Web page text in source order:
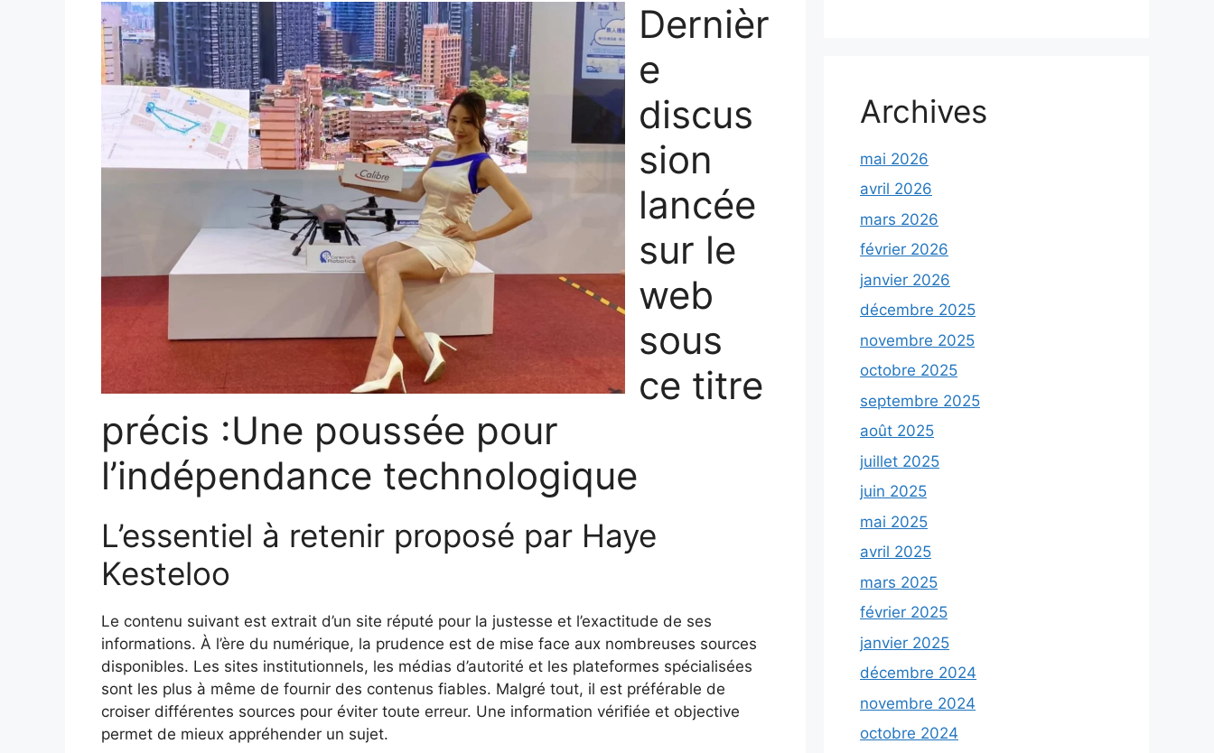
Dernièr
e
discus
sion
lancée
sur le
web
sous
ce titre
précis :Une poussée pour
l’indépendance technologique
L’essentiel à retenir proposé par Haye
Kesteloo
Le contenu suivant est extrait d’un site réputé pour la justesse et l’exactitude de ses
informations. À l’ère du numérique, la prudence est de mise face aux nombreuses sources
disponibles. Les sites institutionnels, les médias d’autorité et les plateformes spécialisées
sont les plus à même de fournir des contenus fiables. Malgré tout, il est préférable de
croiser différentes sources pour éviter toute erreur. Une information vérifiée et objective
permet de mieux appréhender un sujet.
Archives
mai 2026
avril 2026
mars 2026
février 2026
janvier 2026
décembre 2025
novembre 2025
octobre 2025
septembre 2025
août 2025
juillet 2025
juin 2025
mai 2025
avril 2025
mars 2025
février 2025
janvier 2025
décembre 2024
novembre 2024
octobre 2024